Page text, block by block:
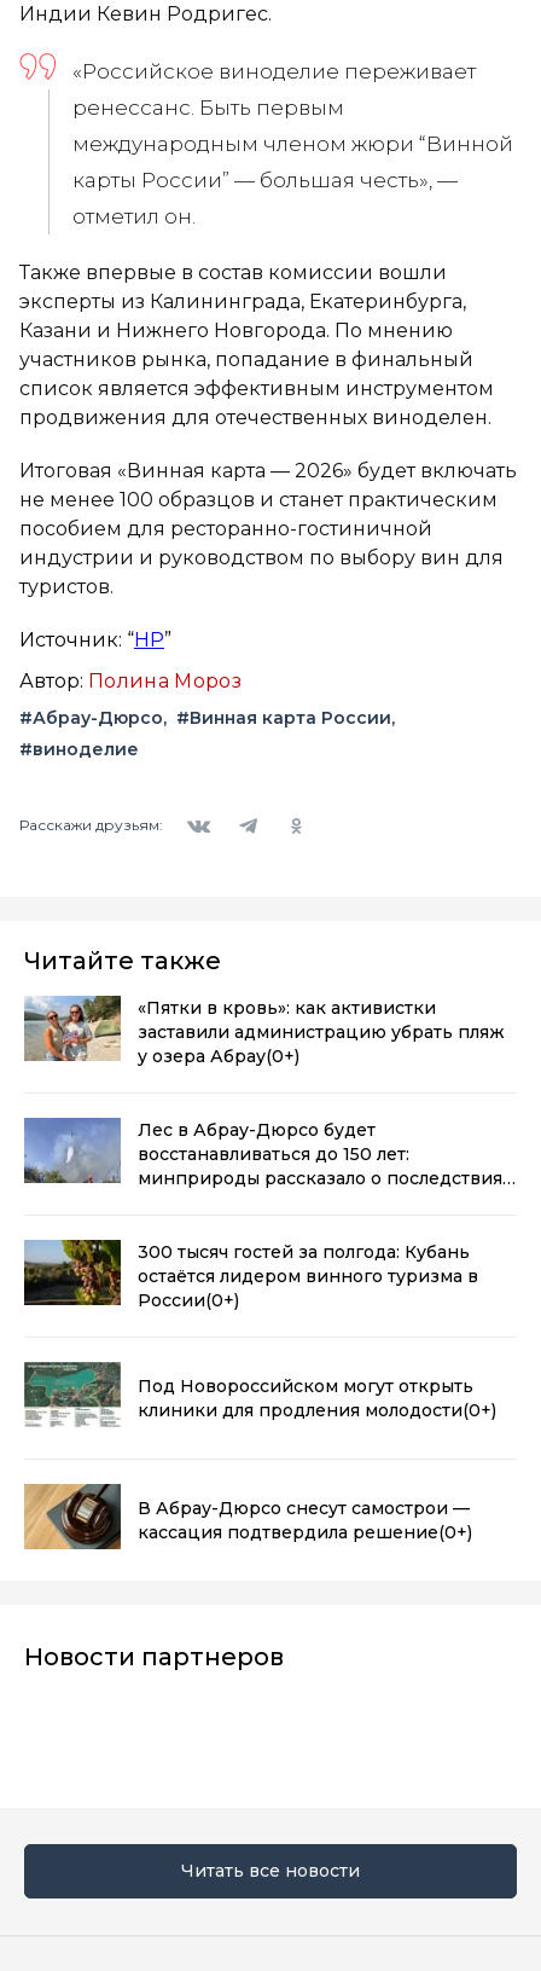
Индии Кевин Родригес.
«Российское виноделие переживает
ренессанс. Быть первым
международным членом жюри “Винной
карты России” — большая честь», —
отметил он.
Также впервые в состав комиссии вошли
эксперты из Калининграда, Екатеринбурга,
Казани и Нижнего Новгорода. По мнению
участников рынка, попадание в финальный
список является эффективным инструментом
продвижения для отечественных виноделен.
Итоговая «Винная карта — 2026» будет включать
не менее 100 образцов и станет практическим
пособием для ресторанно-гостиничной
индустрии и руководством по выбору вин для
туристов.
Источник: “НР”
Автор: Полина Мороз
#Абрау-Дюрсо
#Винная карта России
#виноделие
Расскажи друзьям:
Читайте также
«Пятки в кровь»: как активистки
заставили администрацию убрать пляж
у озера Абрау(0+)
Лес в Абрау-Дюрсо будет
восстанавливаться до 150 лет:
минприроды рассказало о последствиях
300 тысяч гостей за полгода: Кубань
остаётся лидером винного туризма в
России(0+)
Под Новороссийском могут открыть
клиники для продления молодости(0+)
В Абрау-Дюрсо снесут самострои —
кассация подтвердила решение(0+)
Новости партнеров
Читать все новости